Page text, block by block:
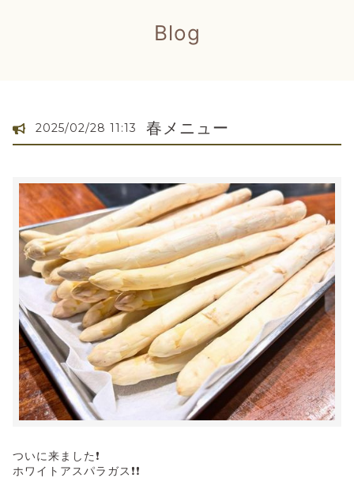
Blog
2025/02/28 11:13 春メニュー
ついに来ました❗️
ホワイトアスパラガス❗️❗️